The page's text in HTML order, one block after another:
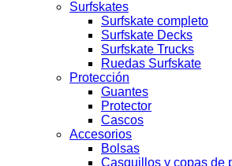
Surfskates
Surfskate completo
Surfskate Decks
Surfskate Trucks
Ruedas Surfskate
Protección
Guantes
Protector
Cascos
Accesorios
Bolsas
Casquillos y copas de